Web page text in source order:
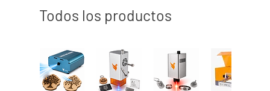
Todos los productos